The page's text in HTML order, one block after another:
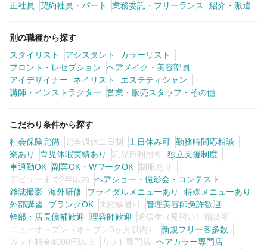
正社員
契約社員・パート 業務委託・フリーランス 紹介・派遣
別の職種から探す
スタイリスト
アシスタント
カラーリスト
フロント・レセプション
ヘアメイク・美容部員
アイデザイナー
ネイリスト
エステティシャン
講師・インストラクター
営業・販売スタッフ・その他
こだわり条件から探す
社会保険完備
完全週休二日制 土日休み可 勤務時間応相談
寮あり
育児休暇実績あり 託児所利用可
独立支援制度
車通勤OK 副業OK・WワークOK 制服あり
デビューまで2年以内
ヘアショー・撮影会・コンテスト
雑誌撮影 海外研修 ブライダルメニューあり
特殊メニューあり
外部講習
ブランクOK 未経験者可
管理美容師免許歓迎
幹部・店長候補歓迎
理容師歓迎
通信生（見習い）相談可
ニューオープン（オープン3ヶ月以内）
新規フリー客多数
カット料金4000円以上
カット専門店
ヘアカラー専門店